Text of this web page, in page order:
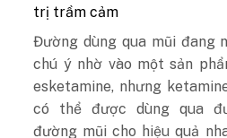
trị trầm cảm
Đường dùng qua mũi đang
chú ý nhờ vào một sản
esketamine, nhưng
có thể được dùng qua
đường mũi cho hiệu quả